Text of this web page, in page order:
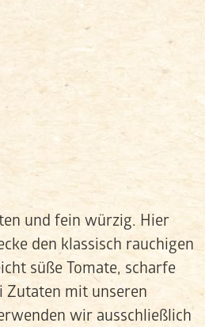
und fein würzig. Hier
den klassisch rauchigen
süße Tomate, scharfe
Zutaten mit unseren
wir ausschließlich